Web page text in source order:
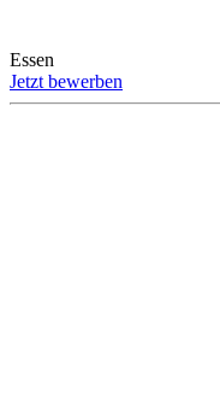
Essen
Jetzt bewerben